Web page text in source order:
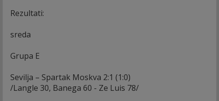
Rezultati:
sreda
Grupa E
Sevilja – Spartak Moskva 2:1 (1:0)
/Langle 30, Banega 60 - Ze Luis 78/